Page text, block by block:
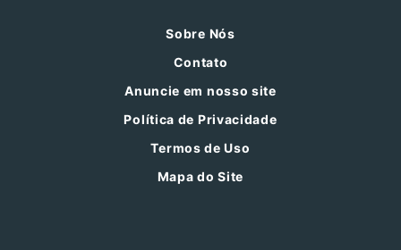
Sobre Nós
Contato
Anuncie em nosso site
Política de Privacidade
Termos de Uso
Mapa do Site